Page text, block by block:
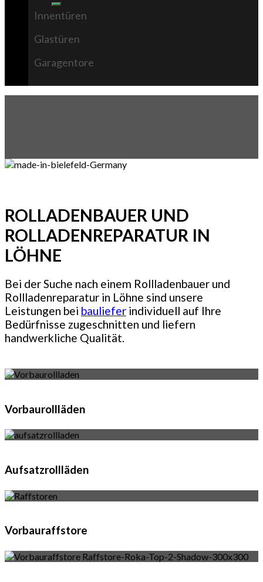
Innentüren
Glastüren
Garagentore
ROLLADENBAUER UND
ROLLADENREPARATUR IN
LÖHNE
Bei der Suche nach einem Rollladenbauer und
Rollladenreparatur in Löhne sind unsere
Leistungen bei bauliefer individuell auf Ihre
Bedürfnisse zugeschnitten und liefern
handwerkliche Qualität.
Vorbaurollläden
Aufsatzrollläden
Vorbauraffstore